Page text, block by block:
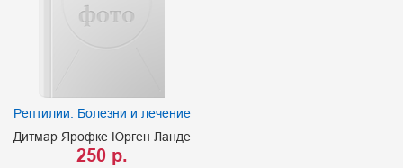
Рептилии. Болезни и лечение
Дитмар Ярофке Юрген Ланде
250 р.